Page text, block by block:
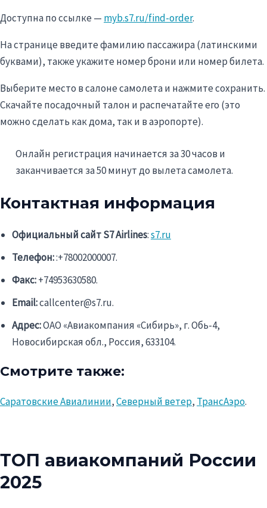
Доступна по ссылке — myb.s7.ru/find-order.
На странице введите фамилию пассажира (латинскими
буквами), также укажите номер брони или номер билета.
Выберите место в салоне самолета и нажмите сохранить.
Скачайте посадочный талон и распечатайте его (это
можно сделать как дома, так и в аэропорте).
Онлайн регистрация начинается за 30 часов и
заканчивается за 50 минут до вылета самолета.
Контактная информация
Официальный сайт S7 Airlines:s7.ru
Телефон::+78002000007.
Факс:+74953630580.
Email:callcenter@s7.ru.
Адрес:ОАО «Авиакомпания «Сибирь», г. Обь-4,
Новосибирская обл., Россия, 633104.
Смотрите также:
Саратовские Авиалинии,Северный ветер, ТрансАэро.
ТОП авиакомпаний России
2025